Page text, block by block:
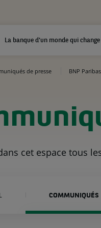
La banque d'un monde qui change
de presse BNP
cet espace tous
COMMUNIQUÉS